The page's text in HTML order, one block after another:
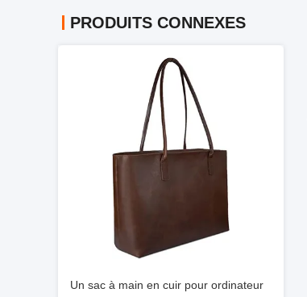
PRODUITS CONNEXES
Un sac à main en cuir pour ordinateur